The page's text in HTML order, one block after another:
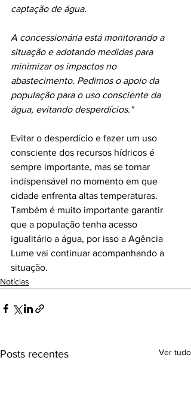
captação de água.
A concessionária está monitorando a
situação e adotando medidas para
minimizar os impactos no
abastecimento. Pedimos o apoio da
população para o uso consciente da
água, evitando desperdícios."
Evitar o desperdício e fazer um uso
consciente dos recursos hídricos é
sempre importante, mas se tornar
indíspensável no momento em que
cidade enfrenta altas temperaturas.
Também é muito importante garantir
que a população tenha acesso
igualitário a água, por isso a Agência
Lume vai continuar acompanhando a
situação.
Notícias
Posts recentes Ver tudo